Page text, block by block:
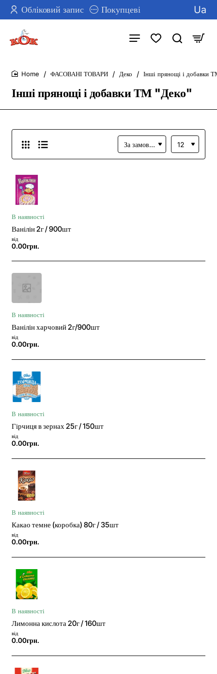
Обліковий запис Покупцеві Ua
Інші прянощі і добавки ТМ "Деко"
ФАСОВАНІ ТОВАРИ Деко Інші прянощі і добавки
В наявності
Ванілін 2г / 900шт
від
0.00грн.
В наявності
Ванілін харчовий 2г/900шт
від
0.00грн.
В наявності
Гірчиця в зернах 25г / 150шт
від
0.00грн.
В наявності
Какао темне (коробка) 80г / 35шт
від
0.00грн.
В наявності
Лимонна кислота 20г / 160шт
від
0.00грн.